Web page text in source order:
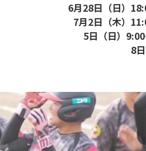
6月28日（日）
7月2日（木）
5日（日）
8